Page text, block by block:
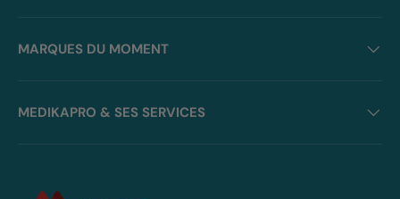
MARQUES DU MOMENT
MEDIKAPRO & SES SERVICES